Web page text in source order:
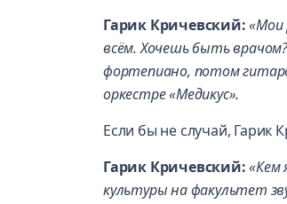
Гарик Кричевский:«Мои
всём. Хочешь быть
фортепиано, потом
оркестре «Медикус».
Если бы не случай, Гарик
Гарик Кричевский:«Кем
культуры на факультет